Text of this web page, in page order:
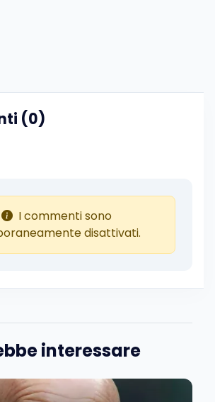
(0)
I commenti sono
disattivati.
interessare